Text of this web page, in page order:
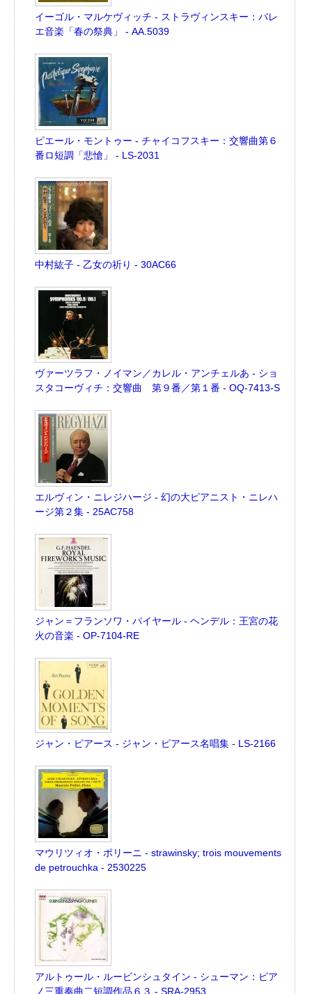
イーゴル・マルケヴィッチ - ストラヴィンスキー：バレ
エ音楽「春の祭典」 - AA.5039
ピエール・モントゥー - チャイコフスキー：交響曲第６
番ロ短調「悲愴」 - LS-2031
中村紘子 - 乙女の祈り - 30AC66
ヴァーツラフ・ノイマン／カレル・アンチェルあ - ショ
スタコーヴィチ：交響曲 第９番／第１番 - OQ-7413-S
エルヴィン・ニレジハージ - 幻の大ピアニスト・ニレハ
ージ第２集 - 25AC758
ジャン＝フランソワ・パイヤール - ヘンデル：王宮の花
火の音楽 - OP-7104-RE
ジャン・ピアース - ジャン・ピアース名唱集 - LS-2166
マウリツィオ・ポリーニ - strawinsky; trois mouvements
de petrouchka - 2530225
アルトゥール・ルービンシュタイン - シューマン：ピア
ノ三重奏曲二短調作品６３ - SRA-2953